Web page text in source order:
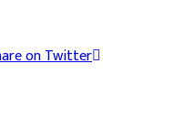
on Twitter